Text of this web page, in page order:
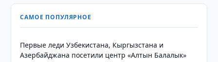
САМОЕ ПОПУЛЯРНОЕ
Первые леди Узбекистана, Кыргызстана и
Азербайджана посетили центр «Алтын Балалык»